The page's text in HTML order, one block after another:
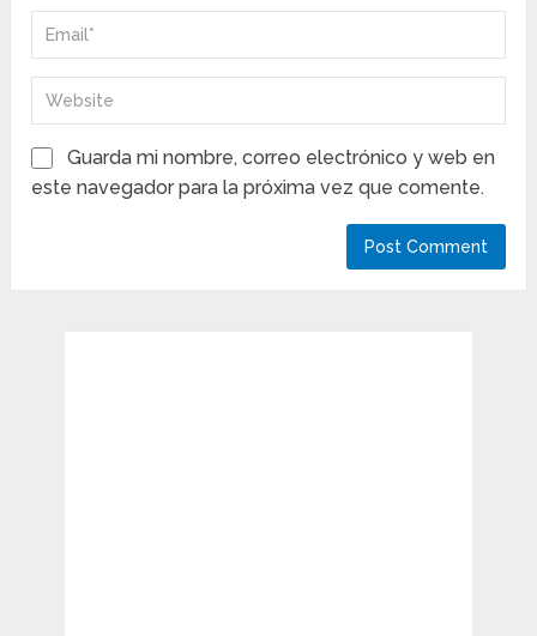
Guarda mi nombre, correo electrónico y web en
este navegador para la próxima vez que comente.